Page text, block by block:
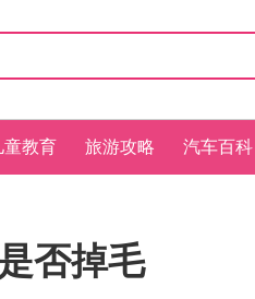
童教育 旅游攻略 汽车百科
否掉毛